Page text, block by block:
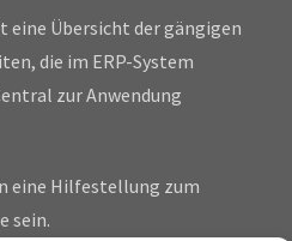
eine Übersicht der gängigen
die im ERP-System
zur Anwendung
eine Hilfestellung zum
sein.